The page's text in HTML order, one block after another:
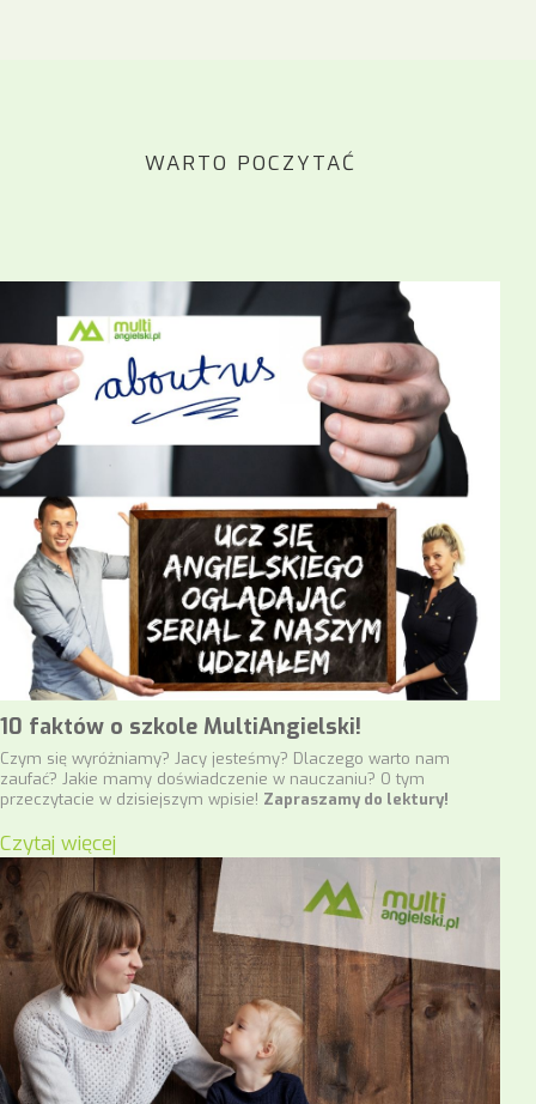
WARTO POCZYTAĆ
10 faktów o szkole MultiAngielski!
Czym się wyróżniamy? Jacy jesteśmy? Dlaczego warto nam
zaufać? Jakie mamy doświadczenie w nauczaniu? O tym
przeczytacie w dzisiejszym wpisie! Zapraszamy do lektury!
Czytaj więcej